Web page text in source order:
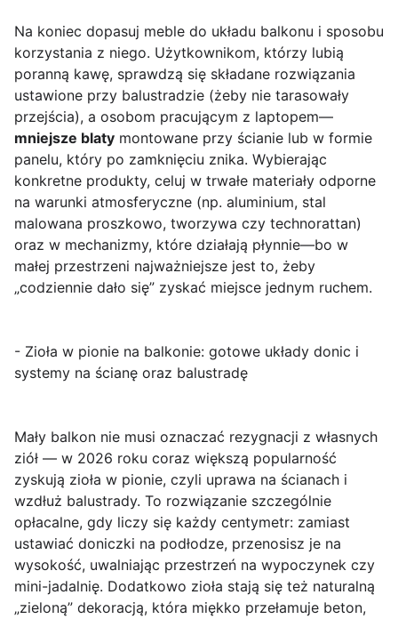
Na koniec dopasuj meble do układu balkonu i sposobu
korzystania z niego. Użytkownikom, którzy lubią
poranną kawę, sprawdzą się składane rozwiązania
ustawione przy balustradzie (żeby nie tarasowały
przejścia), a osobom pracującym z laptopem—
mniejsze blaty montowane przy ścianie lub w formie
panelu, który po zamknięciu znika. Wybierając
konkretne produkty, celuj w trwałe materiały odporne
na warunki atmosferyczne (np. aluminium, stal
malowana proszkowo, tworzywa czy technorattan)
oraz w mechanizmy, które działają płynnie—bo w
małej przestrzeni najważniejsze jest to, żeby
„codziennie dało się” zyskać miejsce jednym ruchem.
- Zioła w pionie na balkonie: gotowe układy donic i
systemy na ścianę oraz balustradę
Mały balkon nie musi oznaczać rezygnacji z własnych
ziół — w 2026 roku coraz większą popularność
zyskują zioła w pionie, czyli uprawa na ścianach i
wzdłuż balustrady. To rozwiązanie szczególnie
opłacalne, gdy liczy się każdy centymetr: zamiast
ustawiać doniczki na podłodze, przenosisz je na
wysokość, uwalniając przestrzeń na wypoczynek czy
mini-jadalnię. Dodatkowo zioła stają się też naturalną
„zieloną” dekoracją, która miękko przełamuje beton,